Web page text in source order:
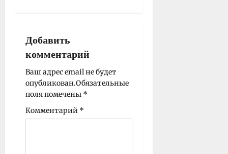
п
и
с
и
Добавить
комментарий
Ваш адрес email не будет
опубликован.Обязательные
поля помечены *
Комментарий *